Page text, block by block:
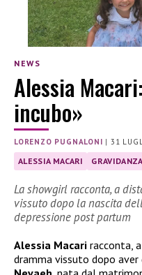
NEWS
Alessia
incubo»
LORENZO PUGNALONI |31
ALESSIA MACARI GRAVIDANZA
La showgirl racconta, a
vissuto dopo la nascita
depressione post partum
Alessia Macari racconta,
dramma vissuto dopo